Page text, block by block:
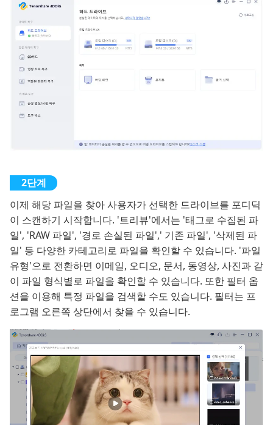
이제 해당 파일을 찾아 사용자가 선택한 드라이브를 포디딕
이 스캔하기 시작합니다. '트리뷰'에서는 '태그로 수집된 파
일', 'RAW 파일', '경로 손실된 파일',' 기존 파일', '삭제된 파
일' 등 다양한 카테고리로 파일을 확인할 수 있습니다. '파일
유형'으로 전환하면 이메일, 오디오, 문서, 동영상, 사진과 같
이 파일 형식별로 파일을 확인할 수 있습니다. 또한 필터 옵
션을 이용해 특정 파일을 검색할 수도 있습니다. 필터는 프
로그램 오른쪽 상단에서 찾을 수 있습니다.